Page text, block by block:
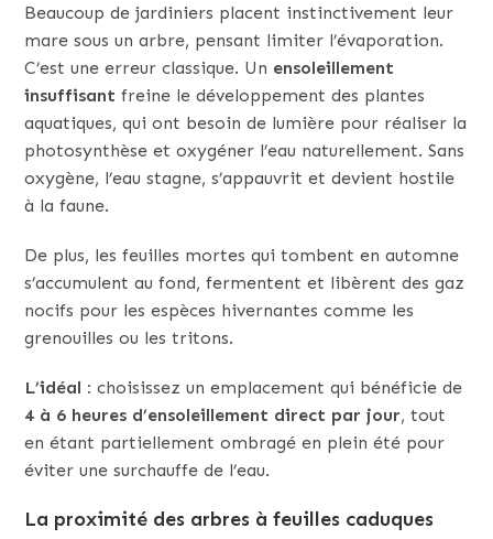
Beaucoup de jardiniers placent instinctivement leur
mare sous un arbre, pensant limiter l’évaporation.
C’est une erreur classique. Un ensoleillement
insuffisant freine le développement des plantes
aquatiques, qui ont besoin de lumière pour réaliser la
photosynthèse et oxygéner l’eau naturellement. Sans
oxygène, l’eau stagne, s’appauvrit et devient hostile
à la faune.
De plus, les feuilles mortes qui tombent en automne
s’accumulent au fond, fermentent et libèrent des gaz
nocifs pour les espèces hivernantes comme les
grenouilles ou les tritons.
L’idéal : choisissez un emplacement qui bénéficie de
4 à 6 heures d’ensoleillement direct par jour, tout
en étant partiellement ombragé en plein été pour
éviter une surchauffe de l’eau.
La proximité des arbres à feuilles caduques